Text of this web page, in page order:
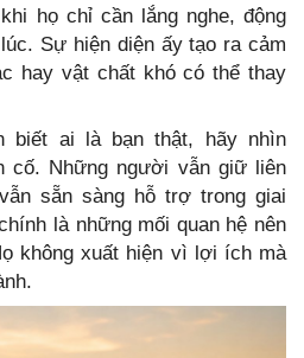
họ chỉ cần lắng nghe, động
Sự hiện diện ấy tạo ra cảm
hay vật chất khó có thể thay
biết ai là bạn thật, hãy nhìn
cố. Những người vẫn giữ liên
sẵn sàng hỗ trợ trong giai
là những mối quan hệ nên
không xuất hiện vì lợi ích mà